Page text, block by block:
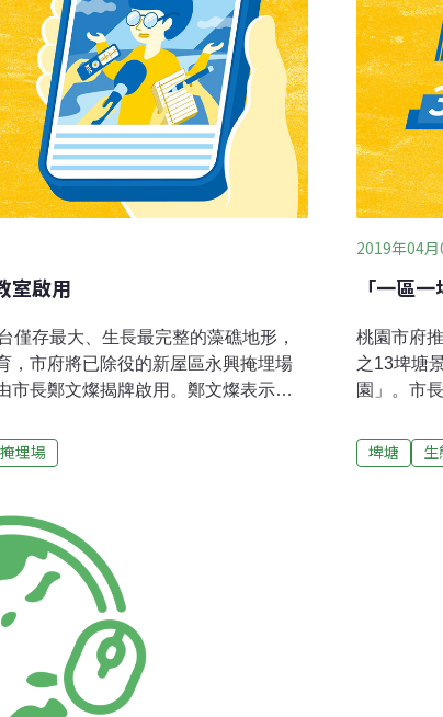
室啟用
僅存最大、生長最完整的藻礁地形，
，市府將已除役的新屋區永興掩埋場
市長鄭文燦揭牌啟用。鄭文燦表示，
互動等方式，以及招募卅名海岸生
藻礁生態的認識與瞭解，強化保育
、成立海岸巡護隊，復育藻礁、提升
置保護區標準，仍以最大程度保育為
埋場
2019年04月
「一區
桃園市府
之13埤塘
園」。市
園，也是
副秘書長
水磚人行
休閒運動
置人車分
處埤塘公
喬木，也
埤塘